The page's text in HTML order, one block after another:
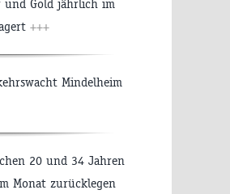
und Gold jährlich im
+++
Mindelheim
20 und 34 Jahren
Monat zurücklegen